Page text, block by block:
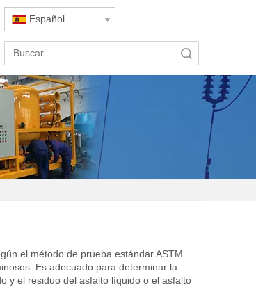
Español
el método de prueba estándar ASTM
Es adecuado para determinar la
y el residuo del asfalto líquido o el asfalto